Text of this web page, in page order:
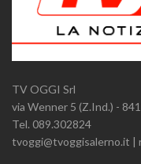
TV OGGI Srl
via Wenner 5 (Z.Ind.) -
Tel. 089.302824
tvoggi@tvoggisalerno.it |